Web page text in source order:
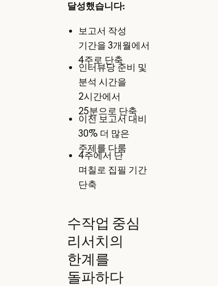
달성했습니다:
보고서 작성
기간을 3개월에서
4주로 단축
인터뷰당 준비 및
분석 시간을
2시간에서
25분으로 단축
이전 보고서 대비
30% 더 많은
주제를 다룸
4주에서 단
며칠로 집필 기간
단축
수작업 중심
리서치의
한계를
돌파하다